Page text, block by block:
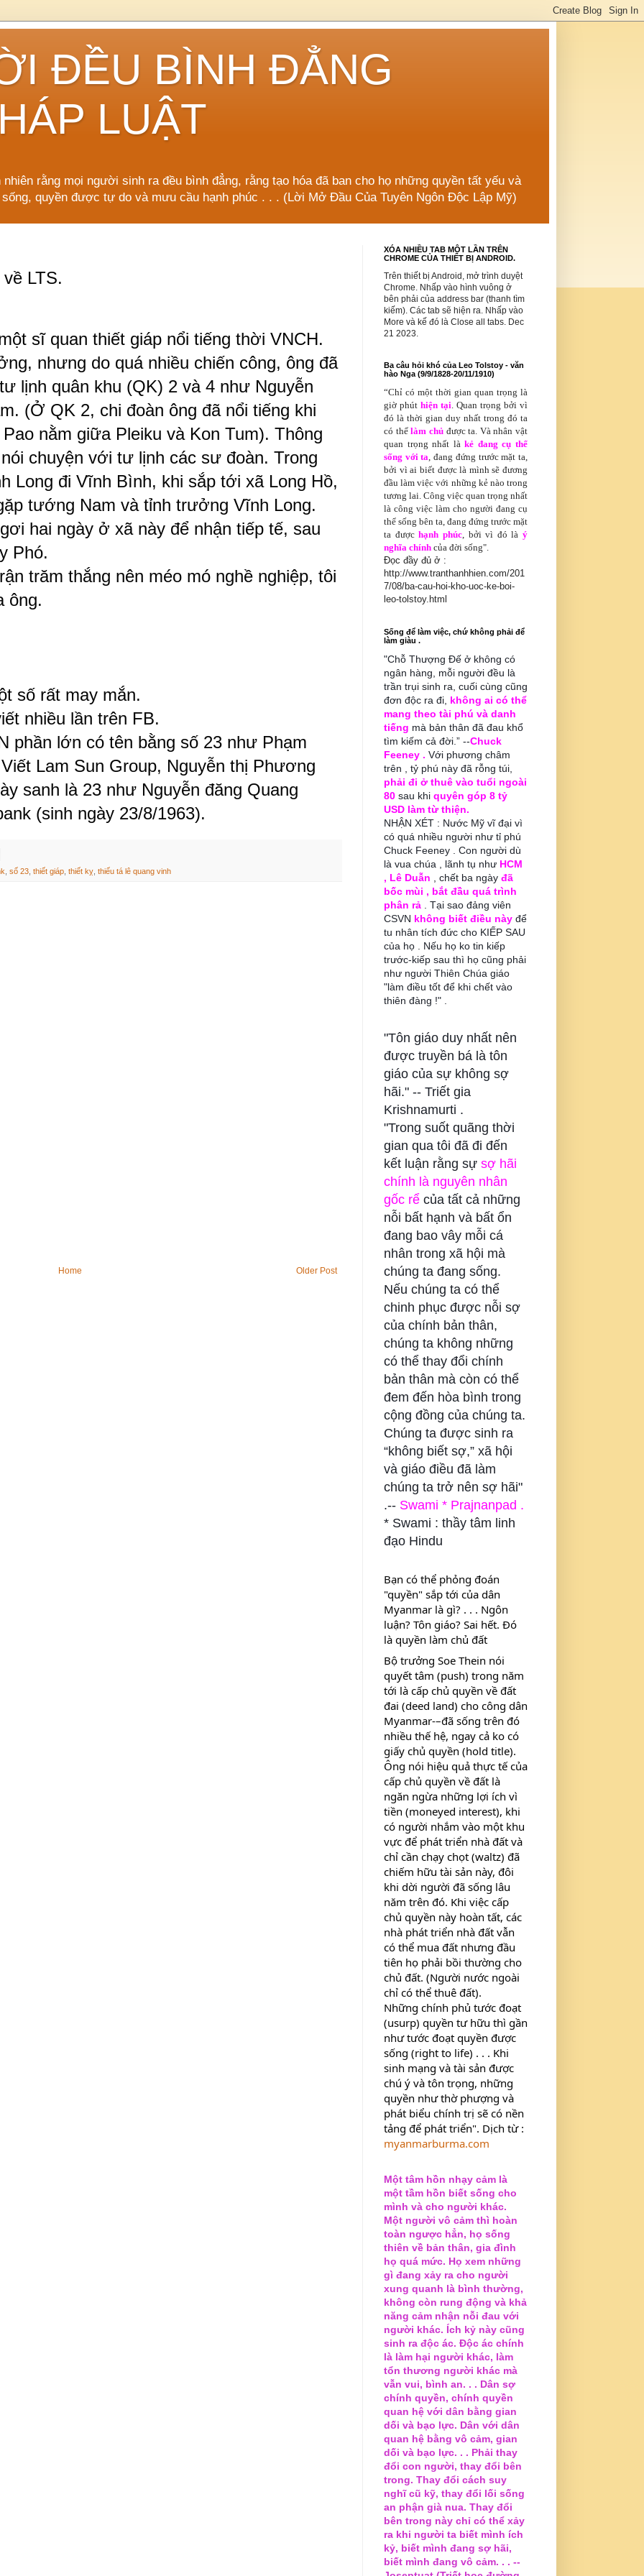
ĐỀU BÌNH ĐẲNG
LUẬT
rằng mọi người sinh ra đều bình đẳng, rằng tạo hóa đã ban cho họ những quyền tất yếu và
quyền được tự do và mưu cầu hạnh phúc . . . (Lời Mở Đầu Của Tuyên Ngôn Độc Lập Mỹ)
LTS.
sĩ quan thiết giáp nổi tiếng thời VNCH.
nhưng do quá nhiều chiến công, ông đã
lịnh quân khu (QK) 2 và 4 như Nguyễn
(Ở QK 2, chi đoàn ông đã nổi tiếng khi
nằm giữa Pleiku và Kon Tum). Thông
chuyện với tư lịnh các sư đoàn. Trong
Long đi Vĩnh Bình, khi sắp tới xã Long Hồ,
tướng Nam và tỉnh trưởng Vĩnh Long.
hai ngày ở xã này để nhận tiếp tế, sau
Phó.
trăm thắng nên méo mó nghề nghiệp, tôi
ông.
số rất may mắn.
nhiều lần trên FB.
phần lớn có tên bằng số 23 như Phạm
Lam Sun Group, Nguyễn thị Phương
sanh là 23 như Nguyễn đăng Quang
(sinh ngày 23/8/1963).
số 23 thiết giáp thiết kỵ thiếu tá lê quang vinh
Older Post
Home
XÓA NHIỀU TAB MỘT LẦN TRÊN
CHROME CỦA THIẾT BỊ ANDROID.
Trên thiết bị Android, mở trình duyệt
Chrome. Nhấp vào hình vuông ở
bên phải của address bar (thanh tìm
kiếm). Các tab sẽ hiện ra. Nhấp vào
More và kế đó là Close all tabs. Dec
21 2023.
Ba câu hỏi khó của Leo Tolstoy - văn
hào Nga (9/9/1828-20/11/1910)
“Chỉ có một thời gian quan trọng là
giờ phút hiện tại. Quan trọng bởi vì
đó là thời gian duy nhất trong đó ta
có thể làm chủ được ta. Và nhân vật
quan trọng nhất là kẻ đang cụ thể
sống với ta, đang đứng trước mặt ta,
bởi vì ai biết được là mình sẽ đương
đầu làm việc với những kẻ nào trong
tương lai. Công việc quan trọng nhất
là công việc làm cho người đang cụ
thể sống bên ta, đang đứng trước mặt
ta được hạnh phúc, bởi vì đó là ý
nghĩa chính của đời sống".
Đọc đầy đủ ở :
http://www.tranthanhhien.com/201
7/08/ba-cau-hoi-kho-uoc-ke-boi-
leo-tolstoy.html
Sống để làm việc, chứ không phải để
làm giàu .
"Chỗ Thượng Đế ở không có
ngân hàng, mỗi người đều là
trần trụi sinh ra, cuối cùng cũng
đơn độc ra đi, không ai có thể
mang theo tài phú và danh
tiếng mà bản thân đã đau khổ
tìm kiếm cả đời.” --Chuck
Feeney . Với phương châm
trên , tỷ phú này đã rỗng túi,
phải đi ở thuê vào tuổi ngoài
80 sau khi quyên góp 8 tỷ
USD làm từ thiện.
NHẬN XÉT : Nước Mỹ vĩ đại vì
có quá nhiều người như tỉ phú
Chuck Feeney . Con người dù
là vua chúa , lãnh tụ như HCM
, Lê Duẫn , chết ba ngày đã
bốc mùi , bắt đầu quá trình
phân rả . Tại sao đảng viên
CSVN không biết điều này để
tu nhân tích đức cho KIẾP SAU
của họ . Nếu họ ko tin kiếp
trước-kiếp sau thì họ cũng phải
như người Thiên Chúa giáo
"làm điều tốt để khi chết vào
thiên đàng !" .
"Tôn giáo duy nhất nên
được truyền bá là tôn
giáo của sự không sợ
hãi." -- Triết gia
Krishnamurti .
"Trong suốt quãng thời
gian qua tôi đã đi đến
kết luận rằng sự sợ hãi
chính là nguyên nhân
gốc rể của tất cả những
nỗi bất hạnh và bất ổn
đang bao vây mỗi cá
nhân trong xã hội mà
chúng ta đang sống.
Nếu chúng ta có thể
chinh phục được nỗi sợ
của chính bản thân,
chúng ta không những
có thể thay đổi chính
bản thân mà còn có thể
đem đến hòa bình trong
cộng đồng của chúng ta.
Chúng ta được sinh ra
“không biết sợ,” xã hội
và giáo điều đã làm
chúng ta trở nên sợ hãi"
.-- Swami * Prajnanpad .
* Swami : thầy tâm linh
đạo Hindu
Bạn có thể phỏng đoán
"quyền" sắp tới của dân
Myanmar là gì? . . . Ngôn
luận? Tôn giáo? Sai hết. Đó
là quyền làm chủ đất
Bộ trưởng Soe Thein nói
quyết tâm (push) trong năm
tới là cấp chủ quyền về đất
đai (deed land) cho công dân
Myanmar-–đã sống trên đó
nhiều thế hệ, ngay cả ko có
giấy chủ quyền (hold title).
Ông nói hiệu quả thực tế của
cấp chủ quyền về đất là
ngăn ngừa những lợi ích vì
tiền (moneyed interest), khi
có người nhắm vào một khu
vực để phát triển nhà đất và
chỉ cần chạy chọt (waltz) đã
chiếm hữu tài sản này, đôi
khi dời người đã sống lâu
năm trên đó. Khi việc cấp
chủ quyền này hoàn tất, các
nhà phát triển nhà đất vẫn
có thể mua đất nhưng đầu
tiên họ phải bồi thường cho
chủ đất. (Người nước ngoài
chỉ có thể thuê đất).
Những chính phủ tước đoạt
(usurp) quyền tư hữu thì gần
như tước đoạt quyền được
sống (right to life) . . . Khi
sinh mạng và tài sản được
chú ý và tôn trọng, những
quyền như thờ phượng và
phát biểu chính trị sẽ có nền
myanmarburma.com
Một tâm hồn nhạy cảm là
một tầm hồn biết sống cho
mình và cho người khác.
Một người vô cảm thì hoàn
toàn ngược hẳn, họ sống
thiên về bản thân, gia đình
họ quá mức. Họ xem những
gì đang xảy ra cho người
xung quanh là bình thường,
không còn rung động và khả
năng cảm nhận nỗi đau với
người khác. Ích kỷ này cũng
sinh ra độc ác. Độc ác chính
là làm hại người khác, làm
tổn thương người khác mà
vẫn vui, bình an. . . Dân sợ
chính quyền, chính quyền
quan hệ với dân bằng gian
dối và bạo lực. Dân với dân
quan hệ bằng vô cảm, gian
dối và bạo lực. . . Phải thay
đổi con người, thay đổi bên
trong. Thay đổi cách suy
nghĩ cũ kỹ, thay đổi lối sống
an phận già nua. Thay đổi
bên trong này chỉ có thể xảy
ra khi người ta biết mình ích
kỷ, biết mình đang sợ hãi,
biết mình đang vô cảm. . . --